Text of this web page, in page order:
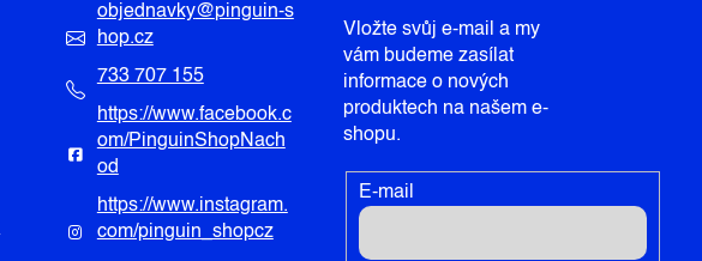
objednavky@pinguin-s
hop.cz
733 707 155
https://www.facebook.c
om/PinguinShopNach
od
https://www.instagram.
com/pinguin_shopcz
Vložte svůj e-mail a my
vám budeme zasílat
informace o nových
produktech na našem e-
shopu.
E-mail